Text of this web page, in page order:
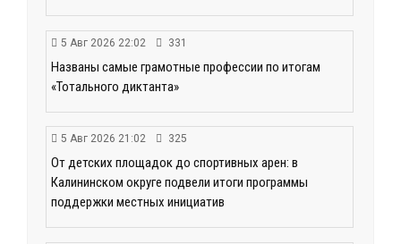
5 Авг 2026 22:02 331
Названы самые грамотные профессии по итогам
«Тотального диктанта»
5 Авг 2026 21:02 325
От детских площадок до спортивных арен: в
Калининском округе подвели итоги программы
поддержки местных инициатив